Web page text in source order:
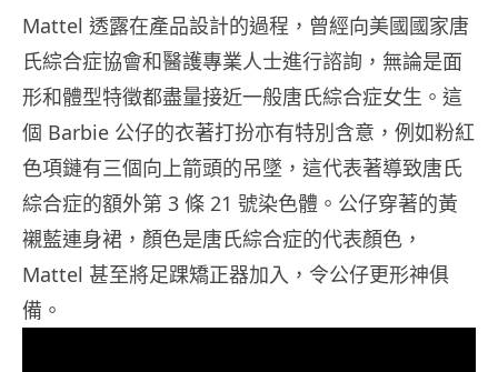
Mattel 透露在產品設計的過程，曾經向美國國家唐
氏綜合症協會和醫護專業人士進行諮詢，無論是面
形和體型特徵都盡量接近一般唐氏綜合症女生。這
個 Barbie 公仔的衣著打扮亦有特別含意，例如粉紅
色項鏈有三個向上箭頭的吊墜，這代表著導致唐氏
綜合症的額外第 3 條 21 號染色體。公仔穿著的黃
襯藍連身裙，顏色是唐氏綜合症的代表顏色，
Mattel 甚至將足踝矯正器加入，令公仔更形神俱
備。